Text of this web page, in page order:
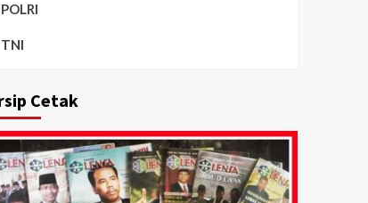
POLRI
TNI
Cetak